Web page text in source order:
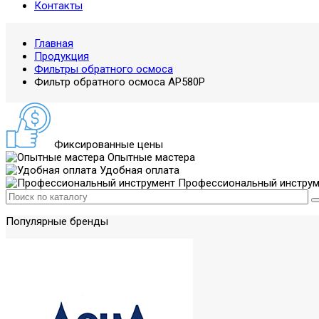
Контакты
Главная
Продукция
Фильтры обратного осмоса
Фильтр обратного осмоса AP580P
Фиксированные цены
Опытные мастера
Удобная оплата
Профессиональный
Популярные бренды